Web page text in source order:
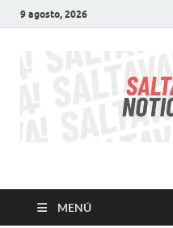
9 agosto, 2026
SALTA VA!
MENÚ